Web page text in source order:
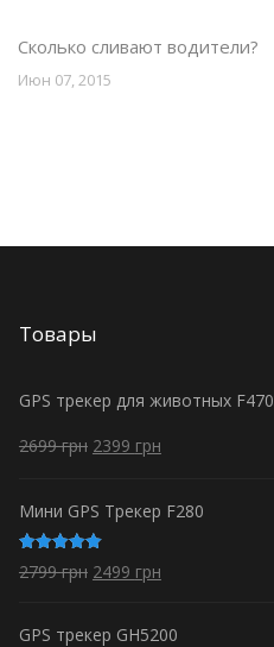
Сколько сливают водители?
Июн 07, 2015
Товары
GPS трекер для животных F470
2699грн 2399 грн
Мини GPS Трекер F280
Оценка
5.00из 5
2799грн 2499 грн
GPS трекер GH5200